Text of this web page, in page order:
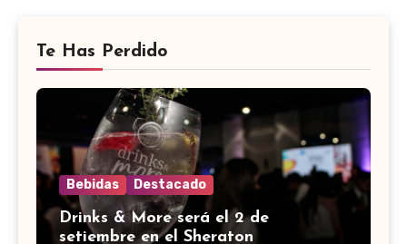
Te Has Perdido
Bebidas Destacado
Drinks & More será el 2 de
setiembre en el Sheraton